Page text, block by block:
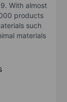
With almost
products
such
materials